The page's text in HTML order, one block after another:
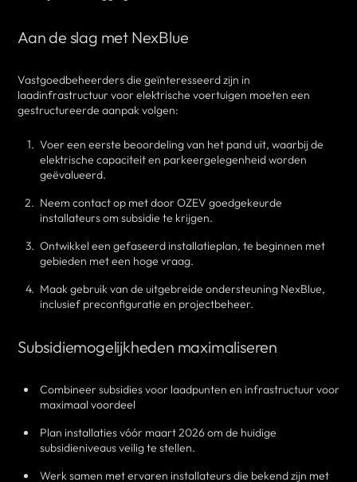
Aan de slag met NexBlue
Vastgoedbeheerders die geïnteresseerd zijn in
laadinfrastructuur voor elektrische voertuigen moeten een
gestructureerde aanpak volgen:
Voer een eerste beoordeling van het pand uit, waarbij de
elektrische capaciteit en parkeergelegenheid worden
geëvalueerd.
Neem contact op met door OZEV goedgekeurde
installateurs om subsidie te krijgen.
Ontwikkel een gefaseerd installatieplan, te beginnen met
gebieden met een hoge vraag.
Maak gebruik van de uitgebreide ondersteuning NexBlue,
inclusief preconfiguratie en projectbeheer.
Subsidiemogelijkheden maximaliseren
Combineer subsidies voor laadpunten en infrastructuur voor
maximaal voordeel
Plan installaties vóór maart 2026 om de huidige
subsidieniveaus veilig te stellen.
Werk samen met ervaren installateurs die bekend zijn met